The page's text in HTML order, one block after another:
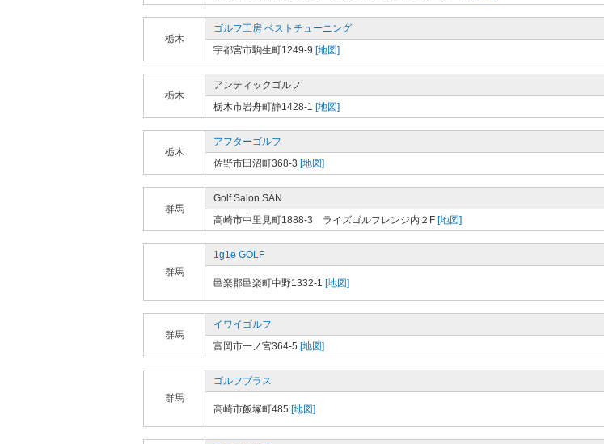
栃木
ゴルフ工房 ベストチューニング
宇都宮市駒生町1249-9 [地図]
栃木
アンティックゴルフ
栃木市岩舟町静1428-1 [地図]
栃木
アフターゴルフ
佐野市田沼町368-3 [地図]
群馬
Golf Salon SAN
高崎市中里見町1888-3 ライズゴルフレンジ内２F [地図]
群馬
1g1e GOLF
邑楽郡邑楽町中野1332-1 [地図]
群馬
イワイゴルフ
富岡市一ノ宮364-5 [地図]
群馬
ゴルフプラス
高崎市飯塚町485 [地図]